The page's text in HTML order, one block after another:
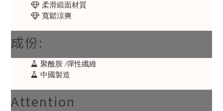
柔滑緞面材質
寬鬆涼爽
成份:
聚酰胺 /彈性纖維
中國製造
Attention